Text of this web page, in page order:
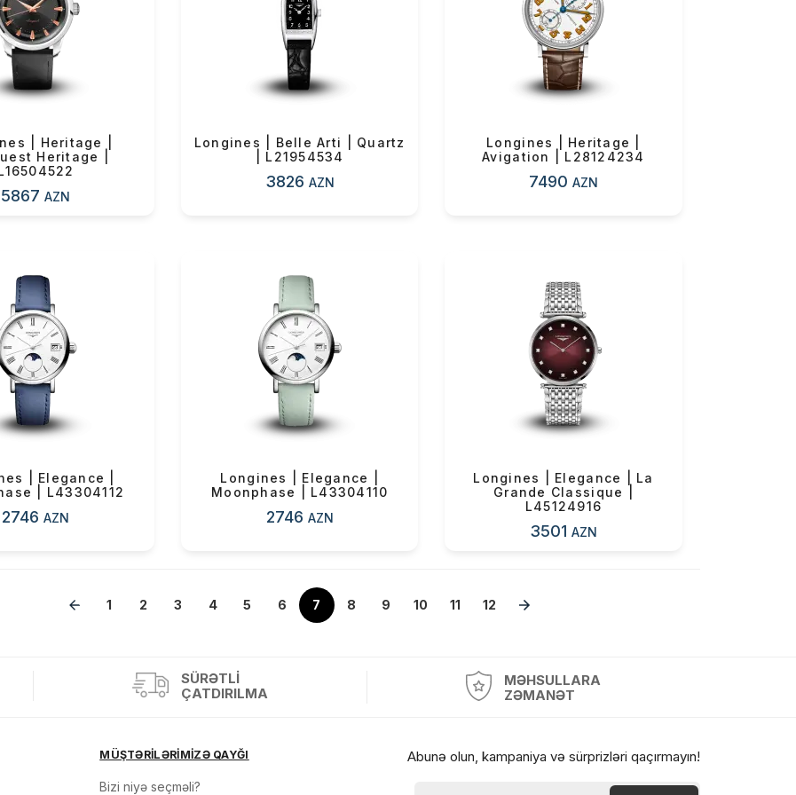
| Heritage |
Heritage |
5867AZN
Longines | Belle Arti | Quartz
| L21954534
3826 AZN
Longines | Heritage |
Avigation | L28124234
7490 AZN
| Elegance |
| L43304112
2746AZN
Longines | Elegance |
Moonphase | L43304110
2746 AZN
Longines | Elegance | La
Grande Classique |
L45124916
3501 AZN
1 2 3 4 5 6 7 8 9 10 11 12
»
məbləğ
SÜRƏTLI
ÇATDIRILMA
MƏHSULLARA
ZƏMANƏT
MÜŞTƏRİLƏRİMİZƏ QAYĞI
Bizi niyə seçməli?
Abunə olun, kampaniya və sürprizləri qaçırmayın!